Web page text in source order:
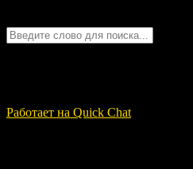
Работает на Quick Chat